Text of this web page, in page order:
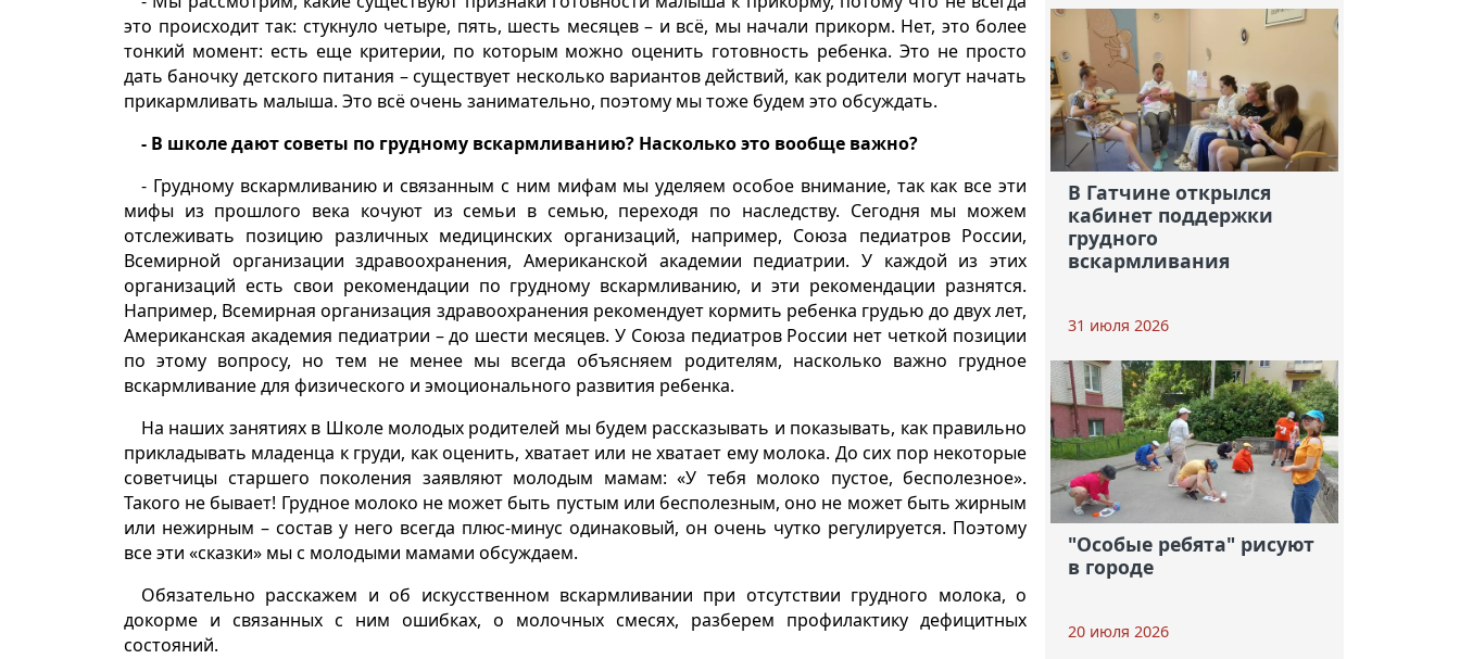
это происходит так: стукнуло четыре, пять, шесть месяцев – и всё, мы начали прикорм. Нет, это более
тонкий момент: есть еще критерии, по которым можно оценить готовность ребенка. Это не просто
дать баночку детского питания – существует несколько вариантов действий, как родители могут начать
прикармливать малыша. Это всё очень занимательно, поэтому мы тоже будем это обсуждать.
- В школе дают советы по грудному вскармливанию? Насколько это вообще важно?
- Грудному вскармливанию и связанным с ним мифам мы уделяем особое внимание, так как все эти
мифы из прошлого века кочуют из семьи в семью, переходя по наследству. Сегодня мы можем
отслеживать позицию различных медицинских организаций, например, Союза педиатров России,
Всемирной организации здравоохранения, Американской академии педиатрии. У каждой из этих
организаций есть свои рекомендации по грудному вскармливанию, и эти рекомендации разнятся.
Например, Всемирная организация здравоохранения рекомендует кормить ребенка грудью до двух лет,
Американская академия педиатрии – до шести месяцев. У Союза педиатров России нет четкой позиции
по этому вопросу, но тем не менее мы всегда объясняем родителям, насколько важно грудное
вскармливание для физического и эмоционального развития ребенка.
На наших занятиях в Школе молодых родителей мы будем рассказывать и показывать, как правильно
прикладывать младенца к груди, как оценить, хватает или не хватает ему молока. До сих пор некоторые
советчицы старшего поколения заявляют молодым мамам: «У тебя молоко пустое, бесполезное».
Такого не бывает! Грудное молоко не может быть пустым или бесполезным, оно не может быть жирным
или нежирным – состав у него всегда плюс-минус одинаковый, он очень чутко регулируется. Поэтому
все эти «сказки» мы с молодыми мамами обсуждаем.
Обязательно расскажем и об искусственном вскармливании при отсутствии грудного молока, о
докорме и связанных с ним ошибках, о молочных смесях, разберем профилактику дефицитных
состояний.
В Гатчине открылся
кабинет поддержки
грудного
вскармливания
31 июля 2026
"Особые ребята" рисуют
в городе
20 июля 2026